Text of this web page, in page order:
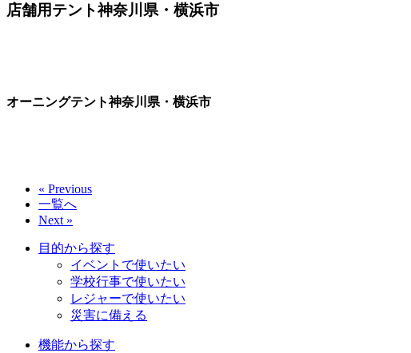
店舗用テント神奈川県・横浜市
オーニングテント神奈川県・横浜市
« Previous
一覧へ
Next »
目的から探す
イベントで使いたい
学校行事で使いたい
レジャーで使いたい
災害に備える
機能から探す